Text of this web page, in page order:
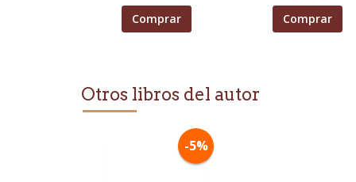
Comprar Comprar
Otros libros del autor
-5%